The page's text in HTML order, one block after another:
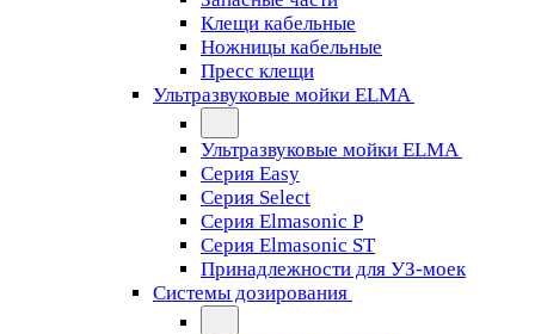
Клещи кабельные
Ножницы кабельные
Пресс клещи
Ультразвуковые мойки ELMA
Ультразвуковые мойки ELMA
Серия Easy
Серия Select
Серия Elmasonic P
Серия Elmasonic ST
Принадлежности для УЗ-моек
Системы дозирования